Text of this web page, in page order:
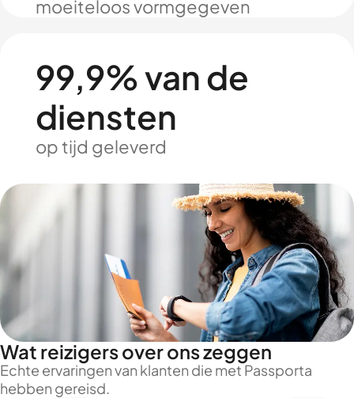
moeiteloos vormgegeven
99,9% van de
diensten
op tijd geleverd
Wat reizigers over ons zeggen
Echte ervaringen van klanten die met Passporta
hebben gereisd.